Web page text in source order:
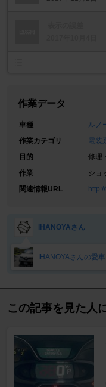
作業データ
車種
ルノ
作業カテゴリ
電装
目的
修理
作業
ショ
関連情報URL
IHANOYAさん
IHANOYAさんの愛車
この記事を見た人